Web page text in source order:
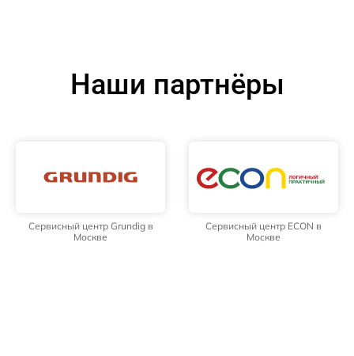
Наши партнёры
Сервисный центр Grundig в
Москве
Сервисный центр ECON в
Москве